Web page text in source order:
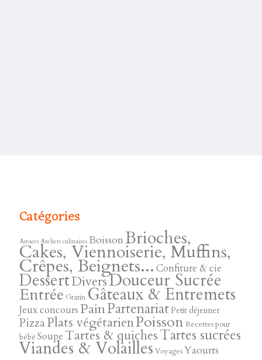
Catégories
Astuces Ateliers culinaires BoissonBrioches,
Cakes, Viennoiserie, Muffins,
Crêpes, Beignets... Confiture & cie
DessertDiversDouceur Sucrée
Entrée Gratin Gâteaux & Entremets
Jeux concoursPainPartenariatPetit déjeuner
PizzaPlats végétarienPoisson Recettes pour
bébé SoupeTartes & quichesTartes sucrées
Viandes & Volailles VoyagesYaourts